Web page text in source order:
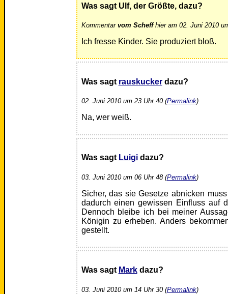
Was sagt Ulf, der Größte, dazu?
Kommentar vom Scheffhier am 02. Juni 2010
Ich fresse Kinder. Sie produziert bloß.
Was sagt rauskuckerdazu?
02. Juni 2010 um 23 Uhr 40 (Permalink)
Na, wer weiß.
Was sagt Luigidazu?
03. Juni 2010 um 06 Uhr 48 (Permalink)
Sicher, das sie Gesetze abnicken
dadurch einen gewissen Einfluss auf
Dennoch bleibe ich bei meiner
Königin zu erheben. Anders
gestellt.
Was sagt Markdazu?
03. Juni 2010 um 14 Uhr 30 (Permalink)